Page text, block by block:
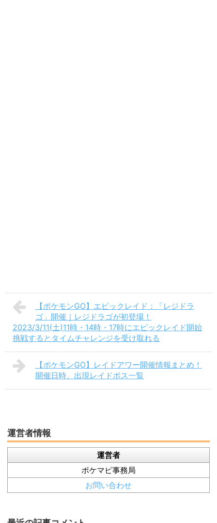
【ポケモンGO】エピックレイド：「レジドラ
ゴ」開催｜レジドラゴが初登場！
2023/3/11(土)11時・14時・17時にエピックレイド開始
挑戦するとタイムチャレンジを受け取れる
【ポケモンGO】レイドアワー開催情報まとめ！
開催日時、出現レイドボス一覧
運営者情報
運営者
ポケマピ事務局
お問い合わせ